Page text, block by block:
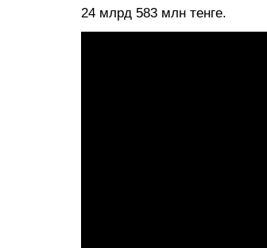
24 млрд 583 млн тенге.